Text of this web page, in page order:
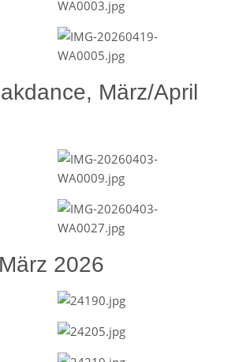
März/April
2026